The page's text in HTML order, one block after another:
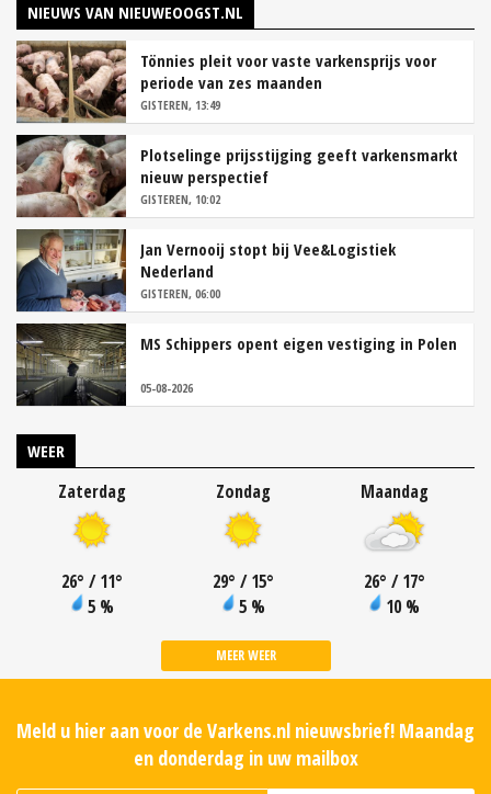
NIEUWS VAN NIEUWEOOGST.NL
Tönnies pleit voor vaste varkensprijs voor
periode van zes maanden
GISTEREN, 13:49
Plotselinge prijsstijging geeft varkensmarkt
nieuw perspectief
GISTEREN, 10:02
Jan Vernooij stopt bij Vee&Logistiek
Nederland
GISTEREN, 06:00
MS Schippers opent eigen vestiging in Polen
05-08-2026
WEER
Zaterdag
26° / 11°
5 %
Zondag
29° / 15°
5 %
Maandag
26° / 17°
10 %
MEER WEER
Meld u hier aan voor de Varkens.nl nieuwsbrief! Maandag
en donderdag in uw mailbox